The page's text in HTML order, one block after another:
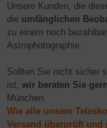
Unsere Kunden, die
die umfänglichen
zu einem noch
Astrophotographie.
Sollten Sie nicht sicher
ist, wir beraten Sie gern
München.
Wie alle unsere
Versand überprüft und